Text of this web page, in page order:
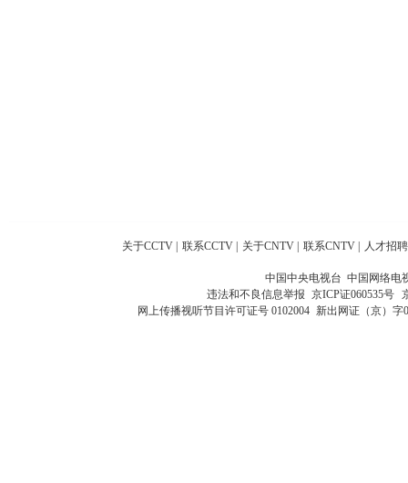
关于CCTV 联系CCTV 关于CNTV 联系CNTV 人才招聘
中国中央电视台 中国网络电
违法和不良信息举报 京ICP证060535号
网上传播视听节目许可证号 0102004 新出网证（京）